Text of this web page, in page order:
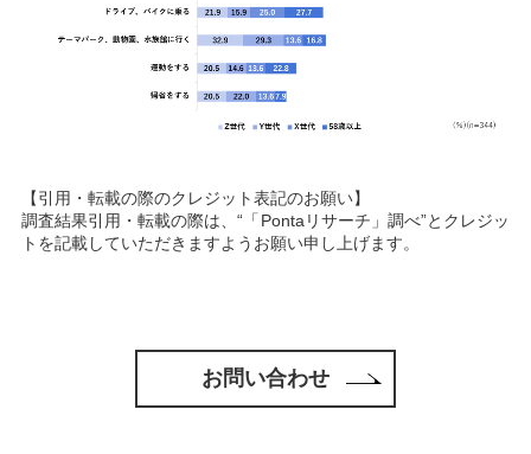
【引用・転載の際のクレジット表記のお願い】
調査結果引用・転載の際は、“「 Pontaリサーチ 」調べ”とクレジッ
トを記載していただきますようお願い申し上げます。
お問い合わせ